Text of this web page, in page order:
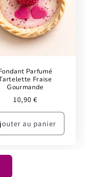
Parfumé
Fraise
Gourmande
Prix
habituel
10,90 €
au panier